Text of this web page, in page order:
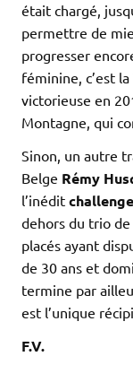
était chargé,
permettre de
progresser
féminine, c’est
victorieuse en
Montagne, qui
Sinon, un autre
Belge Rémy
l’inédit
dehors du trio
placés ayant
de 30 ans et
termine par
est l’unique
F.V.